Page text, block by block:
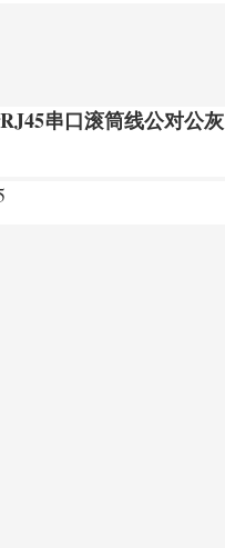
串口滚筒线公对公灰